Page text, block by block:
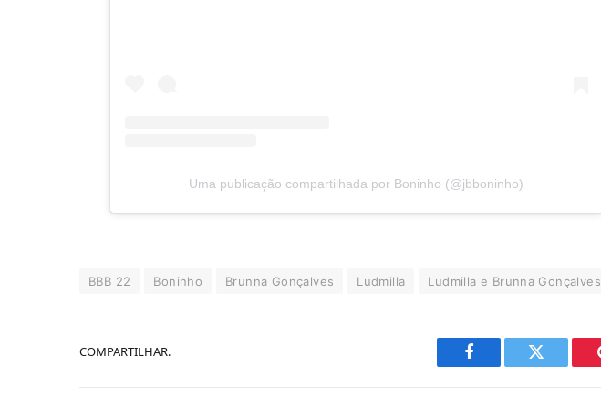
Uma publicação compartilhada por Boninho (@jbboninho)
BBB 22 Boninho Brunna Gonçalves Ludmilla Ludmilla e Brunna Gonçalves
COMPARTILHAR.
Facebook Twitter